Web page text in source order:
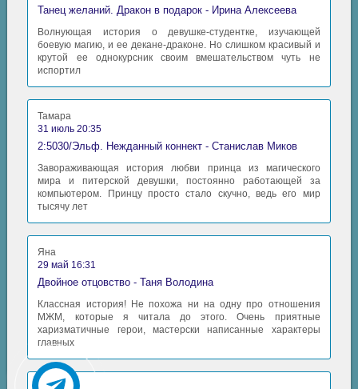
Танец желаний. Дракон в подарок - Ирина Алексеева
Волнующая история о девушке-студентке, изучающей
боевую магию, и ее декане-драконе. Но слишком красивый и
крутой ее однокурсник своим вмешательством чуть не
испортил
Тамара
31 июль 20:35
2:5030/Эльф. Нежданный коннект - Станислав Миков
Завораживающая история любви принца из магического
мира и питерской девушки, постоянно работающей за
компьютером. Принцу просто стало скучно, ведь его мир
тысячу лет
Яна
29 май 16:31
Двойное отцовство - Таня Володина
Классная история! Не похожа ни на одну про отношения
МЖМ, которые я читала до этого. Очень приятные
харизматичные герои, мастерски написанные характеры
главных